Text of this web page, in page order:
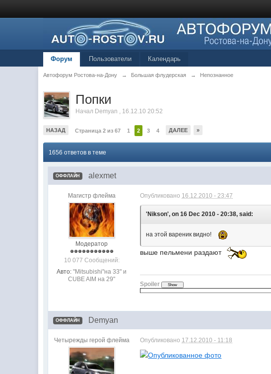
Форум Пользователи Календарь
Автофорум Ростова-на-Дону → Большая флудерская → Непознанное
Попки
Начал Demyan , 16.12.10 20:52
НАЗАД Страница 2 из 67 1 2 3 4 ДАЛЕЕ »
1656 ответов в теме
ОФФЛАЙН alexmet
Магистр флейма
Модератор
10 077 Сообщений:
Авто: "Mitsubishi"на 33" и
CUBE AIM на 29"
Опубликовано 16.12.2010 - 23:47
'Nikson', on 16 Dec 2010 - 20:38, said:
на этой вареник видно!
выше пельмени раздают
Spoiler
ОФФЛАЙН Demyan
Четырежды герой флейма Опубликовано 17.12.2010 - 11:18